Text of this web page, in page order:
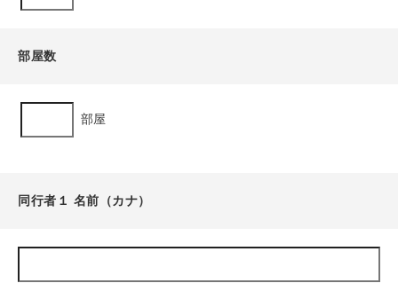
部屋数
部屋
同行者１ 名前（カナ）